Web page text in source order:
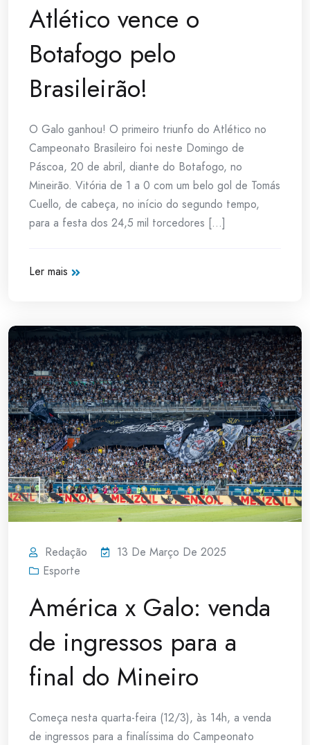
Atlético vence o
Botafogo pelo
Brasileirão!
O Galo ganhou! O primeiro triunfo do Atlético no
Campeonato Brasileiro foi neste Domingo de
Páscoa, 20 de abril, diante do Botafogo, no
Mineirão. Vitória de 1 a 0 com um belo gol de Tomás
Cuello, de cabeça, no início do segundo tempo,
para a festa dos 24,5 mil torcedores [...]
Ler mais
Redação
13 De Março De 2025
Esporte
América x Galo: venda
de ingressos para a
final do Mineiro
Começa nesta quarta-feira (12/3), às 14h, a venda
de ingressos para a finalíssima do Campeonato